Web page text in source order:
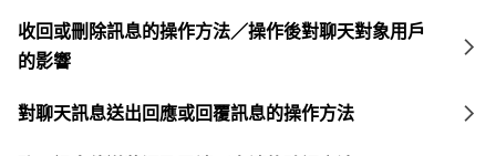
收回或刪除訊息的操作方法／操作後對聊天對象用戶
的影響
對聊天訊息送出回應或回覆訊息的操作方法